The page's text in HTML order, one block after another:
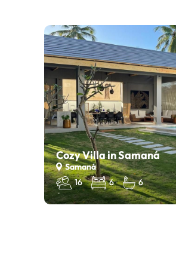
Cozy Villa in Samaná
Samaná
16
6 6